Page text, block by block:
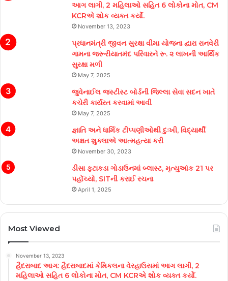
આગ લાગી, 2 મહિલાઓ સહિત 6 લોકોના મોત, CM
KCRએ શોક વ્યક્ત કર્યો.
November 13, 2023
પ્રધાનમંત્રી જીવન સુરક્ષા વીમા યોજના દ્વારા રાનવેરી
ગામના જરૂરીયાતમંદ પરિવારને રૂ. ૨ લાખની આર્થિક
સુરક્ષા મળી
May 7, 2025
જુવેનાઈલ જસ્ટીસ્ટ બોર્ડની જિલ્લા સેવા સદન ખાતે
કચેરી કાર્યરત કરવામાં આવી
May 7, 2025
જ્ઞાતિ અને ધાર્મિક ટીપ્પણીઓથી દુઃખી, વિદ્યાર્થી
અક્ષત શુક્લાએ આત્મહત્યા કરી
November 30, 2023
ડીસા ફટાકડા ગોડાઉનમાં બ્લાસ્ટ, મૃત્યુઆંક 21 પર
પહોંચ્યો, SITની કરાઈ રચના
April 1, 2025
Most Viewed
November 13, 2023
હૈદરાબાદ આગ: હૈદરાબાદમાં કેમિકલના વેરહાઉસમાં આગ લાગી, 2
મહિલાઓ સહિત 6 લોકોના મોત, CM KCRએ શોક વ્યક્ત કર્યો.